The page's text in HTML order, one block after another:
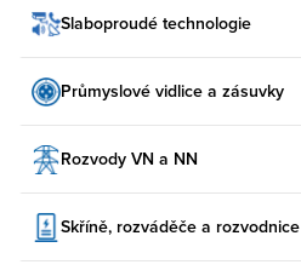
Slaboproudé technologie
Průmyslové vidlice a zásuvky
Rozvody VN a NN
Skříně, rozváděče a rozvodnice